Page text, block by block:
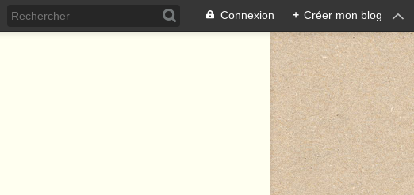
Connexion + Créer mon blog